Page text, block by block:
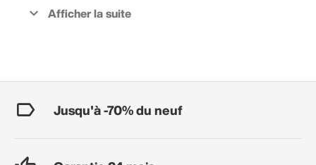
Jusqu'à -70% du neuf